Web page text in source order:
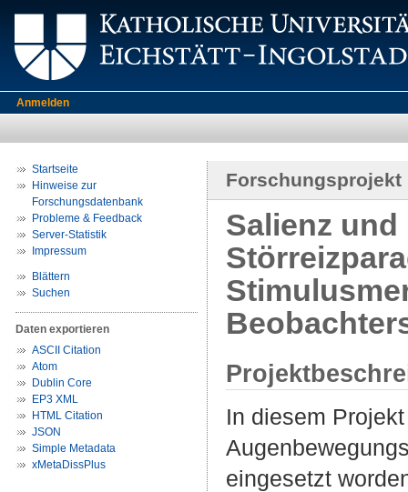
Anmelden
Startseite
Hinweise zur
Forschungsdatenbank
Probleme & Feedback
Server-Statistik
Impressum
Blättern
Suchen
Daten exportieren
ASCII Citation
Atom
Dublin Core
EP3 XML
HTML Citation
JSON
Simple Metadata
xMetaDissPlus
Forschungsprojekt
Salienz
In diesem
eingesetzt